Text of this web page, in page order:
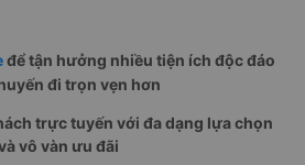
để tận hưởng nhiều tiện ích độc đáo
đi trọn vẹn hơn
trực tuyến với đa dạng lựa chọn
vô vàn ưu đãi